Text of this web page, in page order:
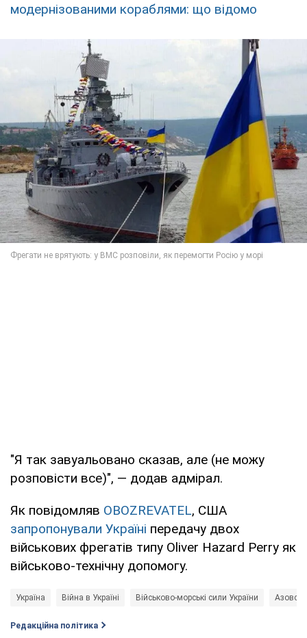
модернізованими кораблями: що відомо
"Я так завуальовано сказав, але (не можу
розповісти все)", — додав адмірал.
Як повідомляв OBOZREVATEL, США
запропонували Україні передачу двох
військових фрегатів типу Oliver Hazard Perry як
військово-технічну допомогу.
Україна Війна в Україні Військово-морські сили України
Редакційна політика